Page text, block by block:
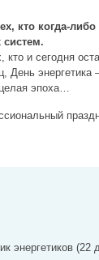
кто когда-
систем.
кто и сегодня
День
эпоха…
энергетиков